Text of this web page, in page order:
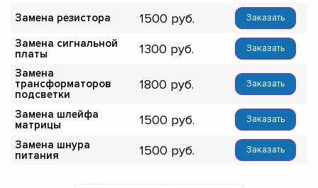
Замена резистора 1500 Заказать
Замена сигнальной
платы
1300 Заказать
Замена
трансформаторов
подсветки
1800 Заказать
Замена шлейфа
матрицы
1500 Заказать
Замена шнура
питания
1500 Заказать